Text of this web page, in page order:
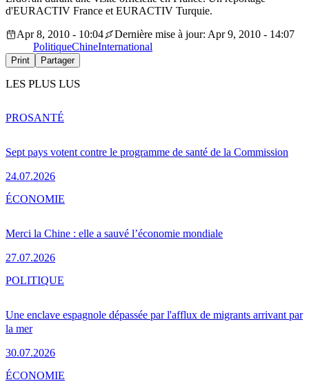
d'EURACTIV France et EURACTIV Turquie.
Apr 8, 2010 - 10:04
Dernière mise à jour: Apr 9, 2010 - 14:07
PolitiqueChineInternational
Print Partager
LES PLUS LUS
Sept pays votent contre le programme de santé de la Commission
24.07.2026
PROSANTÉ
Merci la Chine : elle a sauvé l’économie mondiale
27.07.2026
ÉCONOMIE
Une enclave espagnole dépassée par l'afflux de migrants arrivant par
la mer
30.07.2026
POLITIQUE
ÉCONOMIE